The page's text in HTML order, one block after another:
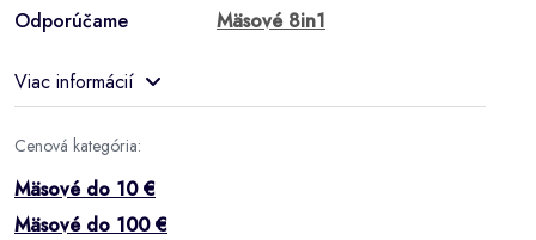
Odporúčame
Mäsové 8in1
Viac informácií
Cenová kategória:
Mäsové do 10 €
Mäsové do 100 €